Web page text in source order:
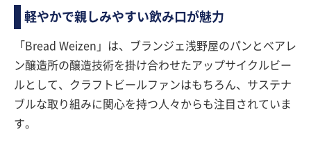
軽やかで親しみやすい飲み口が魅力
「Bread Weizen」は、ブランジェ浅野屋のパンとベアレ
ン醸造所の醸造技術を掛け合わせたアップサイクルビー
ルとして、クラフトビールファンはもちろん、サステナ
ブルな取り組みに関心を持つ人々からも注目されていま
す。